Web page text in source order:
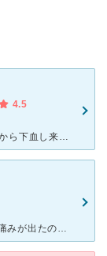
4.5
虚血性大腸炎で入院してます。深夜からの激腹痛から下血し来院しました。受診から手早く内視鏡検査により即日入院の運びになりました。腸の休養の為断食、点滴の治療に入りました。明日で1週間静養で退院の運びにな
[症状・来院理由] 夫がおしりから出血し、激しい痛みが出たので、もともと良く評判を聞いていたたつおクリニックにお世話になることを決めました。 [医師の診断・治療法] 痔ろうという診断でした。時期